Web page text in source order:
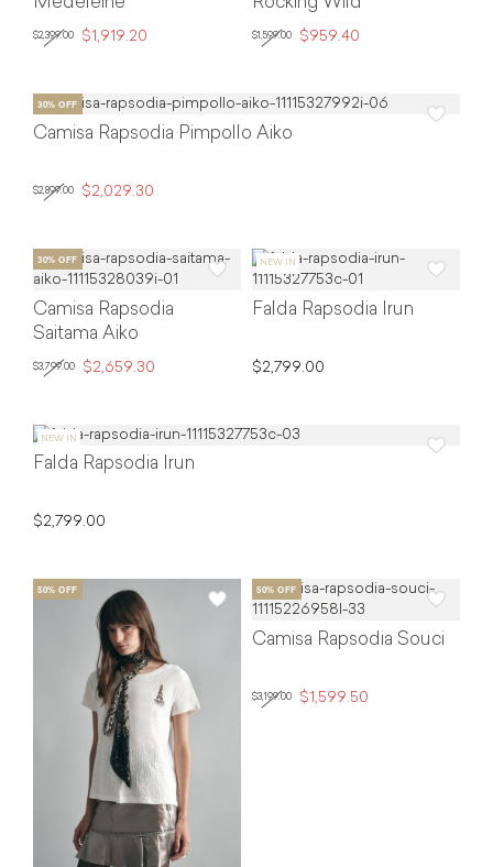
$2,399.00 $1,919.20 $1,599.00 $959.40
Camisa Rapsodia Pimpollo Aiko
$2,899.00 $2,029.30
Camisa Rapsodia
Saitama Aiko
$3,799.00 $2,659.30
Falda Rapsodia Irun
$2,799.00
Falda Rapsodia Irun
$2,799.00
Camisa Rapsodia Souci
$3,199.00 $1,599.50